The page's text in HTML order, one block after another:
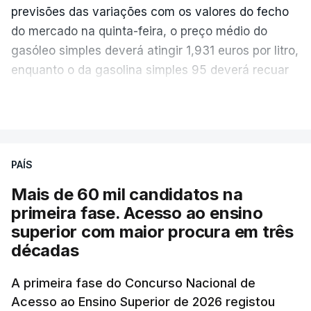
previsões das variações com os valores do fecho
do mercado na quinta-feira, o preço médio do
gasóleo simples deverá atingir 1,931 euros por litro,
enquanto o da gasolina simples 95 deverá recuar
evolução das cotações internacionais do petróleo,
posto de abastecimento, a marca e a localização.
A atualização do desconto do Imposto sobre os
Produtos Petrolíferos (ISP) também poderá
O Governo comprometeu-se a aplicar uma redução
PAÍS
Mais de 60 mil candidatos na
primeira fase. Acesso ao ensino
superior com maior procura em três
décadas
A primeira fase do Concurso Nacional de
Acesso ao Ensino Superior de 2026 registou